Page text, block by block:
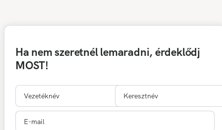
Ha nem szeretnél lemaradni, érdeklődj
MOST!